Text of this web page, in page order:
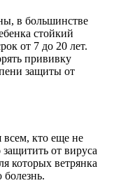
в большинстве
стойкий
от 7 до 20 лет.
прививку
защиты от
всем, кто еще не
от вируса
которых ветрянка
болезнь.